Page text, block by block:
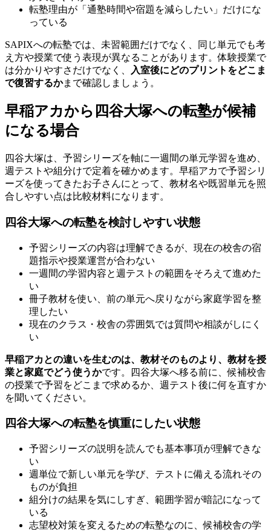
転塾理由が「通塾時間や宿題を減らしたい」だけにな
っている
SAPIXへの転塾では、未習範囲だけでなく、同じ単元でも考
え方や授業で使う表現が異なることがあります。体験授業で
は分かりやすさだけでなく、
入室後にどのプリントをどこま
で復習するかまで確認しましょう。
早稲アカから四谷大塚への転塾が候補
になる場合
四谷大塚は、予習シリーズを軸に一週間の単元学習を進め、
週テストや組分けで定着を確かめます。早稲アカで予習シリ
ーズを使ってきたお子さんにとって、教材名や既習単元を照
合しやすい点は比較材料になります。
四谷大塚への転塾を検討しやすい状態
予習シリーズの内容は理解できるが、現在の校舎の宿
題指示や授業運営が合わない
一週間の学習内容と週テストの範囲をそろえて進めた
い
冊子教材を使い、前の単元へ戻りながら家庭学習を整
理したい
現在のクラス・校舎の雰囲気では質問や相談がしにく
い
早稲アカとの違いを生むのは、教材そのものより、教材を授
業と家庭でどう使うかです。四谷大塚へ移る前に、候補校舎
の授業で予習をどこまで求めるか、週テスト後に何を直すか
を聞いてください。
四谷大塚への転塾を慎重にしたい状態
予習シリーズの説明を読んでも基本事項が理解できな
い
週単位で新しい単元を学び、テストに備える流れその
ものが負担
組分けの結果を気にしすぎ、範囲学習が暗記になって
いる
志望校対策を変えるための転塾なのに、候補校舎の学